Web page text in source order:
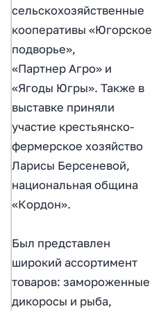
сельскохозяйственные
кооперативы «Югорское
подворье»,
«Партнер Агро» и
«Ягоды Югры». Также в
выставке приняли
участие крестьянско-
фермерское хозяйство
Ларисы Берсеневой,
национальная община
«Кордон».
Был представлен
широкий ассортимент
товаров: замороженные
дикоросы и рыба,